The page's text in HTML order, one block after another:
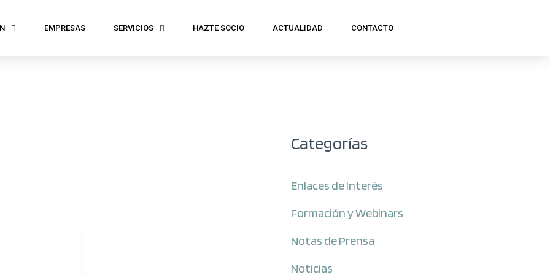
EMPRESAS SERVICIOS HAZTE SOCIO ACTUALIDAD CONTACTO
Categorías
Enlaces de Interés
Formación y Webinars
Notas de Prensa
Noticias